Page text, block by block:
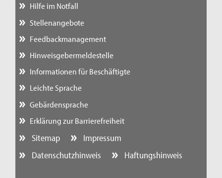
Hilfe im Notfall
Stellenangebote
Feedbackmanagement
Hinweisgebermeldestelle
Informationen für Beschäftigte
Leichte Sprache
Gebärdensprache
Erklärung zur Barrierefreiheit
Sitemap
Impressum
Datenschutzhinweis
Haftungshinweis